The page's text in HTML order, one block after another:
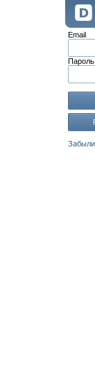
Email
Пароль